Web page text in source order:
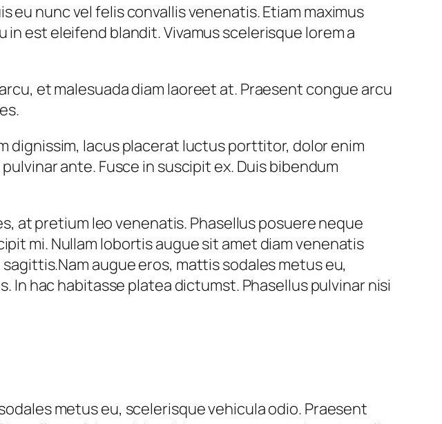
eu nunc vel felis convallis venenatis. Etiam maximus
est eleifend blandit. Vivamus scelerisque lorem a
et malesuada diam laoreet at. Praesent congue arcu
dignissim, lacus placerat luctus porttitor, dolor enim
ante. Fusce in suscipit ex. Duis bibendum
at pretium leo venenatis. Phasellus posuere neque
mi. Nullam lobortis augue sit amet diam venenatis
augue eros, mattis sodales metus eu,
In hac habitasse platea dictumst. Phasellus pulvinar nisi
metus eu, scelerisque vehicula odio. Praesent